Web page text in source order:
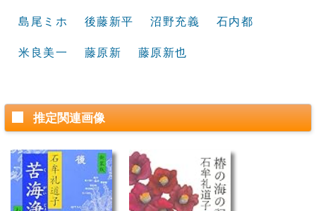
島尾ミホ 後藤新平 沼野充義 石内都
米良美一 藤原新 藤原新也
推定関連画像